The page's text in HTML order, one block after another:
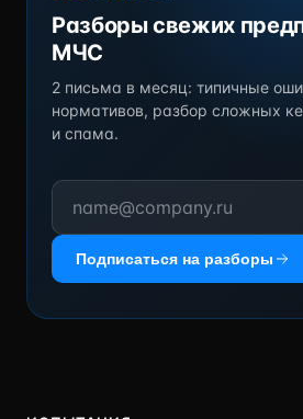
Разборы свежих
МЧС
2 письма в месяц: типичные
нормативов, разбор сложных
и спама.
Подписаться на разборы